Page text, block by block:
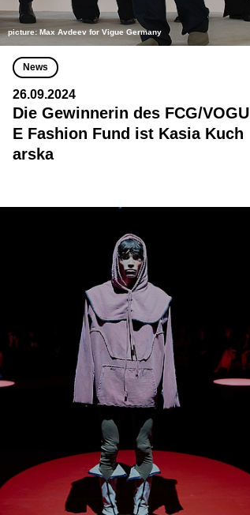
picture: Max Avdeev for Vigue Germany
News
26.09.2024
Die Gewinnerin des FCG/VOGU
E Fashion Fund ist Kasia Kuch
arska